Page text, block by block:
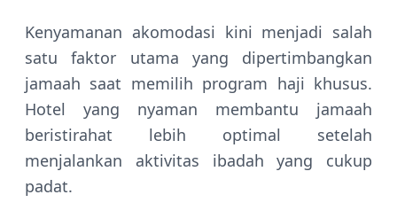
Kenyamanan akomodasi kini menjadi salah
satu faktor utama yang dipertimbangkan
jamaah saat memilih program haji khusus.
Hotel yang nyaman membantu jamaah
beristirahat lebih optimal setelah
menjalankan aktivitas ibadah yang cukup
padat.